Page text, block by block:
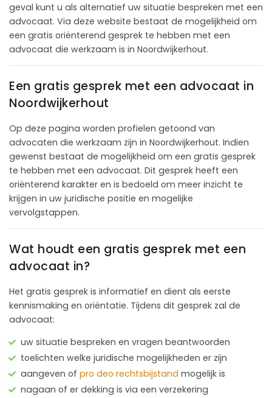
geval kunt u als alternatief uw situatie bespreken met een
advocaat. Via deze website bestaat de mogelijkheid om
een gratis oriënterend gesprek te hebben met een
advocaat die werkzaam is in Noordwijkerhout.
Een gratis gesprek met een advocaat in
Noordwijkerhout
Op deze pagina worden profielen getoond van
advocaten die werkzaam zijn in Noordwijkerhout. Indien
gewenst bestaat de mogelijkheid om een gratis gesprek
te hebben met een advocaat. Dit gesprek heeft een
oriënterend karakter en is bedoeld om meer inzicht te
krijgen in uw juridische positie en mogelijke
vervolgstappen.
Wat houdt een gratis gesprek met een
advocaat in?
Het gratis gesprek is informatief en dient als eerste
kennismaking en oriëntatie. Tijdens dit gesprek zal de
advocaat:
uw situatie bespreken en vragen beantwoorden
toelichten welke juridische mogelijkheden er zijn
aangeven of pro deo rechtsbijstand mogelijk is
nagaan of er dekking is via een verzekering